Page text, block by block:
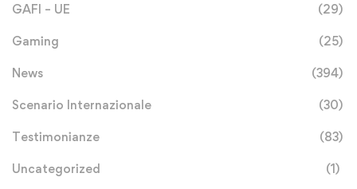
GAFI – UE (29)
Gaming (25)
News (394)
Scenario Internazionale (30)
Testimonianze (83)
Uncategorized (1)